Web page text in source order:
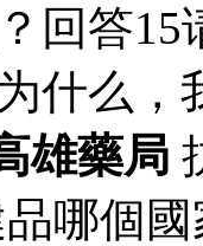
回答
什么，
雄藥局
哪個